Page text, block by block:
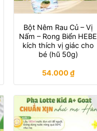
Bột Nêm Rau Củ – Vị
Nấm – Rong Biển HEBE
kích thích vị giác cho
bé (hũ 50g)
54.000₫